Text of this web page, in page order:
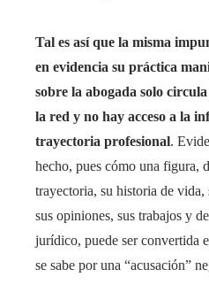
Tal es así que la misma
en evidencia su práctica
sobre la abogada solo
la red y no hay acceso a la
trayectoria profesional.
hecho, pues cómo una figura,
trayectoria, su historia de
sus opiniones, sus trabajos y
jurídico, puede ser convertida
se sabe por una “acusación”